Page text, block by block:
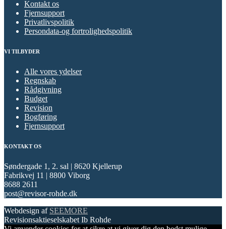
Kontakt os
Fjernsupport
Privatlivspolitik
Persondata-og fortrolighedspolitik
VI TILBYDER
Alle vores ydelser
Regnskab
Rådgivning
Budget
Revision
Bogføring
Fjernsupport
KONTAKT OS
Søndergade 1, 2. sal | 8620 Kjellerup
Fabrikvej 11 | 8800 Viborg
8688 2611
post@revisor-rohde.dk
Webdesign af SEEMORE
Revisionsaktieselskabet Ib Rohde